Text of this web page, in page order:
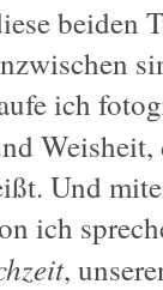
beiden
ich
Und
ich
,